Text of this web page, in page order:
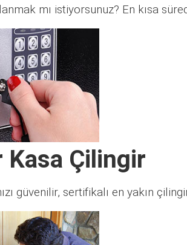
mı istiyorsunuz? En kısa
Kasa Çilingir
güvenilir, sertifikalı en yakın